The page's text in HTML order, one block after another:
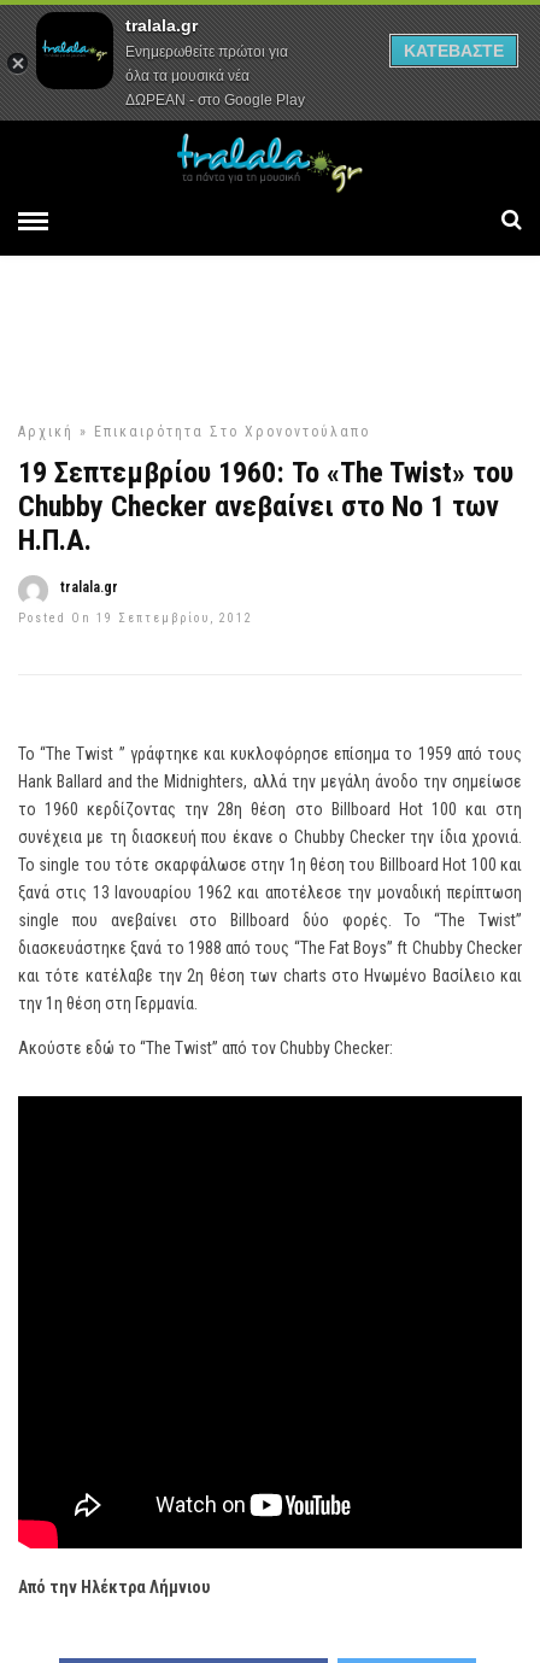
Αρχική Συνεντεύξεις Ρεπορτάζ
Αρχική » Επικαιρότητα Στο Χρονοντούλαπο
19 Σεπτεμβρίου 1960: Το «The Twist» του
Chubby Checker ανεβαίνει στο Νο 1 των
Η.Π.Α.
tralala.gr
Posted On 19 Σεπτεμβρίου, 2012
Το “The Twist ” γράφτηκε και κυκλοφόρησε επίσημα το 1959 από τους
Hank Ballard and the Midnighters, αλλά την μεγάλη άνοδο την σημείωσε
το 1960 κερδίζοντας την 28η θέση στο Billboard Hot 100 και στη
συνέχεια με τη διασκευή που έκανε ο Chubby Checker την ίδια χρονιά.
Το single του τότε σκαρφάλωσε στην 1η θέση του Billboard Hot 100 και
ξανά στις 13 Ιανουαρίου 1962 και αποτέλεσε την μοναδική περίπτωση
single που ανεβαίνει στο Billboard δύο φορές. Το “The Twist”
διασκευάστηκε ξανά το 1988 από τους “The Fat Boys” ft Chubby Checker
και τότε κατέλαβε την 2η θέση των charts στο Ηνωμένο Βασίλειο και
την 1η θέση στη Γερμανία.
Ακούστε εδώ το “The Twist” από τον Chubby Checker:
Από την Ηλέκτρα Λήμνιου
tralala.gr
Ενημερωθείτε πρώτοι για
όλα τα μουσικά νέα
ΔΩΡΕΑΝ - στο Google Play
ΚΑΤΕΒΑΣΤΕ